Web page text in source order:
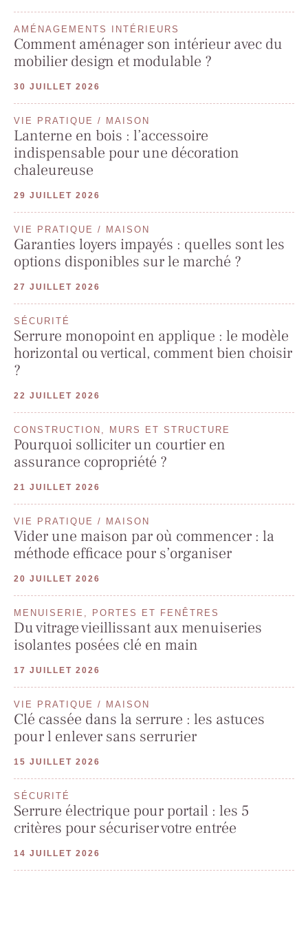
AMÉNAGEMENTS INTÉRIEURS
Comment aménager son intérieur avec du
mobilier design et modulable ?
30 JUILLET 2026
VIE PRATIQUE / MAISON
Lanterne en bois : l’accessoire
indispensable pour une décoration
chaleureuse
29 JUILLET 2026
VIE PRATIQUE / MAISON
Garanties loyers impayés : quelles sont les
options disponibles sur le marché ?
27 JUILLET 2026
SÉCURITÉ
Serrure monopoint en applique : le modèle
horizontal ou vertical, comment bien choisir
?
22 JUILLET 2026
CONSTRUCTION, MURS ET STRUCTURE
Pourquoi solliciter un courtier en
assurance copropriété ?
21 JUILLET 2026
VIE PRATIQUE / MAISON
Vider une maison par où commencer : la
méthode efficace pour s’organiser
20 JUILLET 2026
MENUISERIE, PORTES ET FENÊTRES
Du vitrage vieillissant aux menuiseries
isolantes posées clé en main
17 JUILLET 2026
VIE PRATIQUE / MAISON
Clé cassée dans la serrure : les astuces
pour l enlever sans serrurier
15 JUILLET 2026
SÉCURITÉ
Serrure électrique pour portail : les 5
critères pour sécuriser votre entrée
14 JUILLET 2026